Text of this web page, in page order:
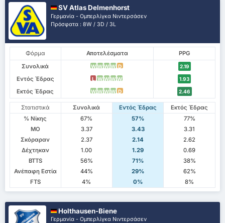
SV Atlas Delmenhorst
Γερμανία - Ομπερλίγκα Νιντερσάσεν
Πρόσφατα : 8W / 3D / 3L
Φόρμα Αποτελέσματα
PPG
Συνολικά
W W W W D 2.19
Εντός Έδρας L W W W W 1.93
Εκτός Έδρας W W W W D 2.46
Στατιστικά Συνολικά Εντός Έδρας
Εκτός Έδρας
% Νίκης
67% 57%
77%
ΜΟ
3.37 3.43
3.31
Σκόραραν
2.37 2.14
2.62
Δέχτηκαν
1.00 1.29
0.69
BTTS
56% 71%
38%
Ανέπαφη Εστία
44% 29%
62%
FTS
4% 0% 8%
Holthausen-Biene
Γερμανία - Ομπερλίγκα Νιντερσάσεν